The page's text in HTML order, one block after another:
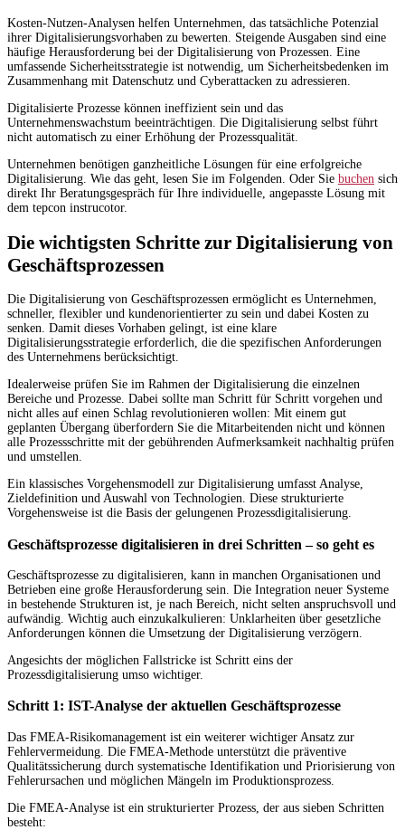
Kosten-Nutzen-Analysen helfen Unternehmen, das tatsächliche Potenzial
ihrer Digitalisierungsvorhaben zu bewerten. Steigende Ausgaben sind eine
häufige Herausforderung bei der Digitalisierung von Prozessen. Eine
umfassende Sicherheitsstrategie ist notwendig, um Sicherheitsbedenken im
Zusammenhang mit Datenschutz und Cyberattacken zu adressieren.
Digitalisierte Prozesse können ineffizient sein und das
Unternehmenswachstum beeinträchtigen. Die Digitalisierung selbst führt
nicht automatisch zu einer Erhöhung der Prozessqualität.
Unternehmen benötigen ganzheitliche Lösungen für eine erfolgreiche
Digitalisierung. Wie das geht, lesen Sie im Folgenden. Oder Sie buchen sich
direkt Ihr Beratungsgespräch für Ihre individuelle, angepasste Lösung mit
dem tepcon instrucotor.
Die wichtigsten Schritte zur Digitalisierung von
Geschäftsprozessen
Die Digitalisierung von Geschäftsprozessen ermöglicht es Unternehmen,
schneller, flexibler und kundenorientierter zu sein und dabei Kosten zu
senken. Damit dieses Vorhaben gelingt, ist eine klare
Digitalisierungsstrategie erforderlich, die die spezifischen Anforderungen
des Unternehmens berücksichtigt.
Idealerweise prüfen Sie im Rahmen der Digitalisierung die einzelnen
Bereiche und Prozesse. Dabei sollte man Schritt für Schritt vorgehen und
nicht alles auf einen Schlag revolutionieren wollen: Mit einem gut
geplanten Übergang überfordern Sie die Mitarbeitenden nicht und können
alle Prozessschritte mit der gebührenden Aufmerksamkeit nachhaltig prüfen
und umstellen.
Ein klassisches Vorgehensmodell zur Digitalisierung umfasst Analyse,
Zieldefinition und Auswahl von Technologien. Diese strukturierte
Vorgehensweise ist die Basis der gelungenen Prozessdigitalisierung.
Geschäftsprozesse digitalisieren in drei Schritten – so geht es
Geschäftsprozesse zu digitalisieren, kann in manchen Organisationen und
Betrieben eine große Herausforderung sein. Die Integration neuer Systeme
in bestehende Strukturen ist, je nach Bereich, nicht selten anspruchsvoll und
aufwändig. Wichtig auch einzukalkulieren: Unklarheiten über gesetzliche
Anforderungen können die Umsetzung der Digitalisierung verzögern.
Angesichts der möglichen Fallstricke ist Schritt eins der
Prozessdigitalisierung umso wichtiger.
Schritt 1: IST-Analyse der aktuellen Geschäftsprozesse
Das FMEA-Risikomanagement ist ein weiterer wichtiger Ansatz zur
Fehlervermeidung. Die FMEA-Methode unterstützt die präventive
Qualitätssicherung durch systematische Identifikation und Priorisierung von
Fehlerursachen und möglichen Mängeln im Produktionsprozess.
Die FMEA-Analyse ist ein strukturierter Prozess, der aus sieben Schritten
besteht: